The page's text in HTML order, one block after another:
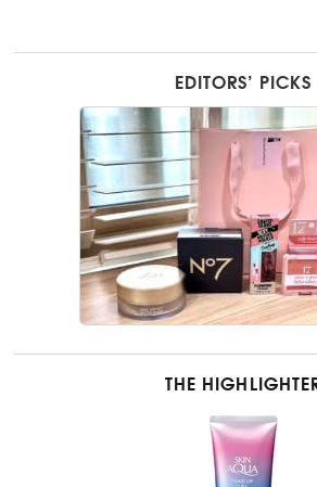
EDITORS’ PICKS
THE